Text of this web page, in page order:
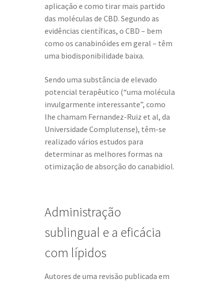
aplicação e como tirar mais partido
das moléculas de CBD. Segundo as
evidências científicas, o CBD – bem
como os canabinóides em geral – têm
uma biodisponibilidade baixa.
Sendo uma substância de elevado
potencial terapêutico (“uma molécula
invulgarmente interessante”, como
lhe chamam Fernandez-Ruiz et al, da
Universidade Complutense), têm-se
realizado vários estudos para
determinar as melhores formas na
otimização de absorção do canabidiol.
Administração
sublingual e a eficácia
com lípidos
Autores de uma revisão publicada em